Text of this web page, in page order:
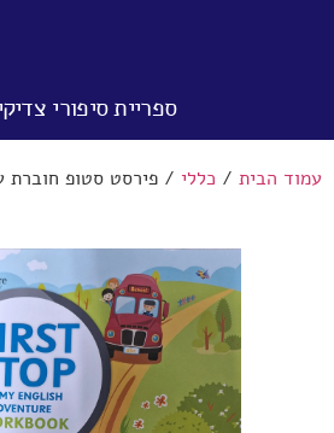
ספריית סיפורי
עמוד הבית / כללי / פירסט סטופ חוברת